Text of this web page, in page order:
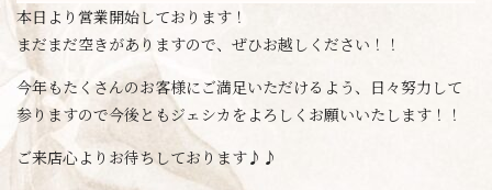
本日より営業開始しております！
まだまだ空きがありますので、ぜひお越しください！！
今年もたくさんのお客様にご満足いただけるよう、日々努力して
参りますので今後ともジェシカをよろしくお願いいたします！！
ご来店心よりお待ちしております♪♪